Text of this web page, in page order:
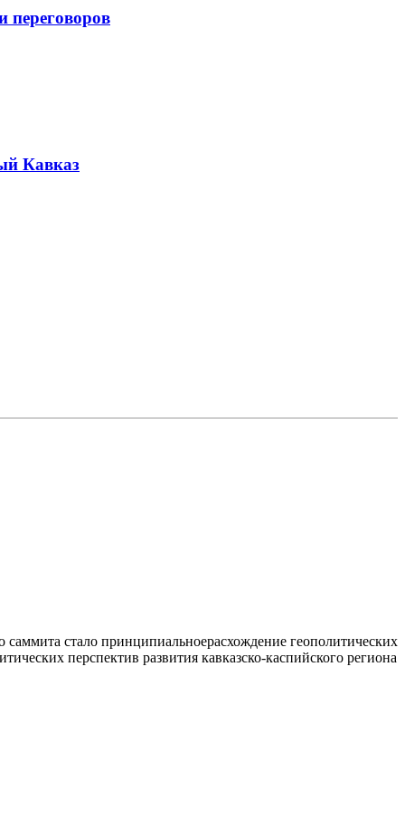
переговоров
Кавказ
стало принципиальноерасхождение геополитических
перспектив развития кавказско-каспийского региона